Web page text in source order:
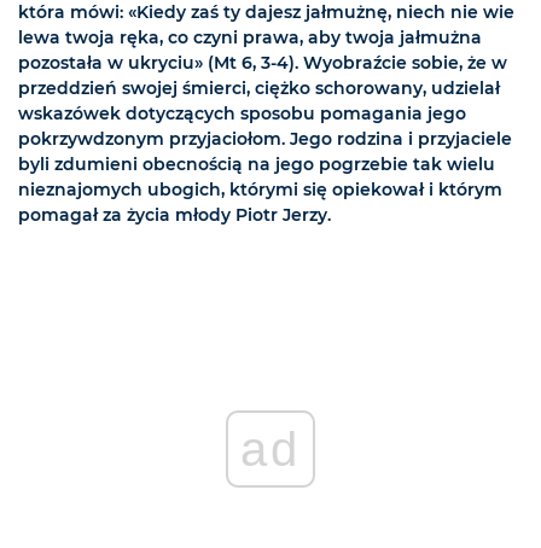
która mówi: «Kiedy zaś ty dajesz jałmużnę, niech nie wie
lewa twoja ręka, co czyni prawa, aby twoja jałmużna
pozostała w ukryciu» (Mt 6, 3-4). Wyobraźcie sobie, że w
przeddzień swojej śmierci, ciężko schorowany, udzielał
wskazówek dotyczących sposobu pomagania jego
pokrzywdzonym przyjaciołom. Jego rodzina i przyjaciele
byli zdumieni obecnością na jego pogrzebie tak wielu
nieznajomych ubogich, którymi się opiekował i którym
pomagał za życia młody Piotr Jerzy.
ad